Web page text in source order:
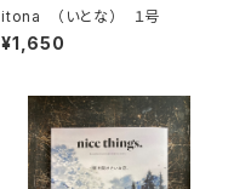
itona （いとな） １号
¥1,650